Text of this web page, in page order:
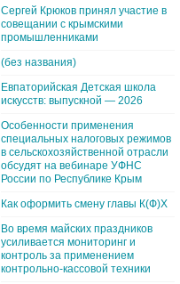
Cергей Крюков принял участие в
совещании с крымскими
промышленниками
(без названия)
Евпаторийская Детская школа
искусств: выпускной — 2026
Особенности применения
специальных налоговых режимов
в сельскохозяйственной отрасли
обсудят на вебинаре УФНС
России по Республике Крым
Как оформить смену главы К(Ф)Х
Во время майских праздников
усиливается мониторинг и
контроль за применением
контрольно-кассовой техники